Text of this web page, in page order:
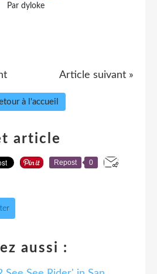
Par dyloke
Article suivant »
à l'accueil
article
Repost 0
aussi :